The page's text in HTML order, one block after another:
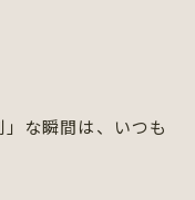
な瞬間は、
いつも